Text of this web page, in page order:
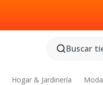
Buscar
Hogar & Jardinería